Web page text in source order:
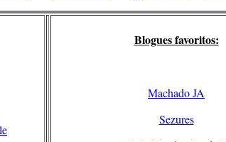
Blogues favoritos:
Machado JA
Sezures